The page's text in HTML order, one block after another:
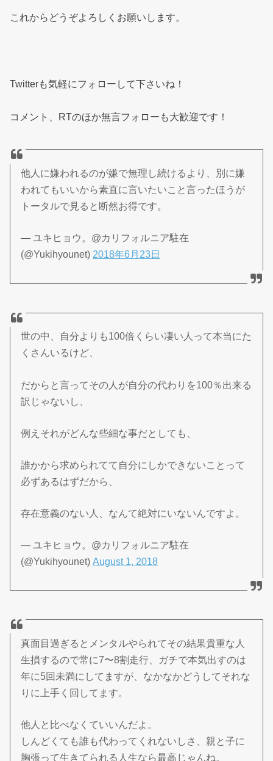
これからどうぞよろしくお願いします。
Twitterも気軽にフォローして下さいね！
コメント、RTのほか無言フォローも大歓迎です！
他人に嫌われるのが嫌で無理し続けるより、別に嫌
われてもいいから素直に言いたいこと言ったほうが
トータルで見ると断然お得です。
— ユキヒョウ。@カリフォルニア駐在
(@Yukihyounet) 2018年6月23日
世の中、自分よりも100倍くらい凄い人って本当にた
くさんいるけど、
だからと言ってその人が自分の代わりを100％出来る
訳じゃないし、
例えそれがどんな些細な事だとしても、
誰かから求められてて自分にしかできないことって
必ずあるはずだから、
存在意義のない人、なんて絶対にいないんですよ。
— ユキヒョウ。@カリフォルニア駐在
(@Yukihyounet)August 1, 2018
真面目過ぎるとメンタルやられてその結果貴重な人
生損するので常に7〜8割走行、ガチで本気出すのは
年に5回未満にしてますが、なかなかどうしてそれな
りに上手く回してます。
他人と比べなくていいんだよ。
しんどくても誰も代わってくれないしさ、親と子に
胸張って生きてられる人生なら最高じゃんね。